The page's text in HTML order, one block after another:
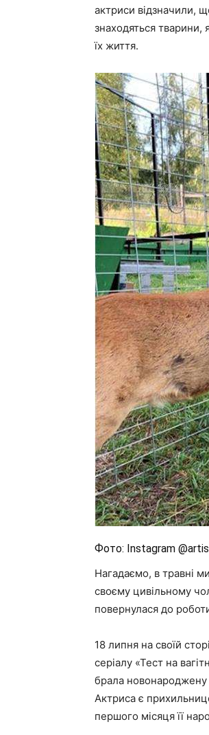
актриси відзначили,
знаходяться тварини,
їх життя.
Фото: Instagram
Нагадаємо, в травні
своєму цивільному
повернулася до
18 липня на своїй
серіалу «Тест на
брала новонароджену
Актриса є
першого місяця її